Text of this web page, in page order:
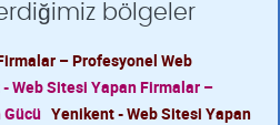
bölgeler
– Profesyonel Web
Web Sitesi Yapan Firmalar –
Gücü Yenikent - Web Sitesi Yapan